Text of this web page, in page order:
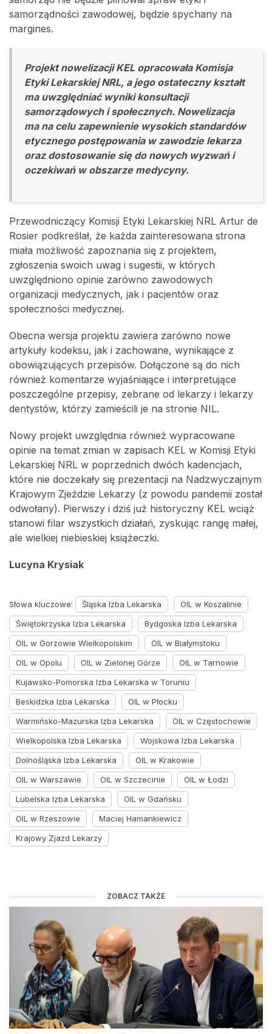
samorządności zawodowej, będzie spychany na
margines.
Projekt nowelizacji KEL opracowała Komisja
Etyki Lekarskiej NRL, a jego ostateczny kształt
ma uwzględniać wyniki konsultacji
samorządowych i społecznych. Nowelizacja
ma na celu zapewnienie wysokich standardów
etycznego postępowania w zawodzie lekarza
oraz dostosowanie się do nowych wyzwań i
oczekiwań w obszarze medycyny.
Przewodniczący Komisji Etyki Lekarskiej NRL Artur de
Rosier podkreślał, że każda zainteresowana strona
miała możliwość zapoznania się z projektem,
zgłoszenia swoich uwag i sugestii, w których
uwzględniono opinie zarówno zawodowych
organizacji medycznych, jak i pacjentów oraz
społeczności medycznej.
Obecna wersja projektu zawiera zarówno nowe
artykuły kodeksu, jak i zachowane, wynikające z
obowiązujących przepisów. Dołączone są do nich
również komentarze wyjaśniające i interpretujące
poszczególne przepisy, zebrane od lekarzy i lekarzy
dentystów, którzy zamieścili je na stronie NIL.
Nowy projekt uwzględnia również wypracowane
opinie na temat zmian w zapisach KEL w Komisji Etyki
Lekarskiej NRL w poprzednich dwóch kadencjach,
które nie doczekały się prezentacji na Nadzwyczajnym
Krajowym Zjeździe Lekarzy (z powodu pandemii został
odwołany). Pierwszy i dziś już historyczny KEL wciąż
stanowi filar wszystkich działań, zyskując rangę małej,
ale wielkiej niebieskiej książeczki.
Lucyna Krysiak
Słowa kluczowe: Śląska Izba Lekarska
OIL w Koszalinie
Świętokrzyska Izba Lekarska
Bydgoska Izba Lekarska
OIL w Gorzowie Wielkopolskim
OIL w Białymstoku
OIL w Opolu
OIL w Zielonej Górze
OIL w Tarnowie
Kujawsko-Pomorska Izba Lekarska w Toruniu
Beskidzka Izba Lekarska
OIL w Płocku
Warmińsko-Mazurska Izba Lekarska
OIL w Częstochowie
Wielkopolska Izba Lekarska
Wojskowa Izba Lekarska
Dolnośląska Izba Lekarska
OIL w Krakowie
OIL w Warszawie
OIL w Szczecinie
OIL w Łodzi
Lubelska Izba Lekarska
OIL w Gdańsku
OIL w Rzeszowie
Maciej Hamankiewicz
Krajowy Zjazd Lekarzy
ZOBACZ TAKŻE